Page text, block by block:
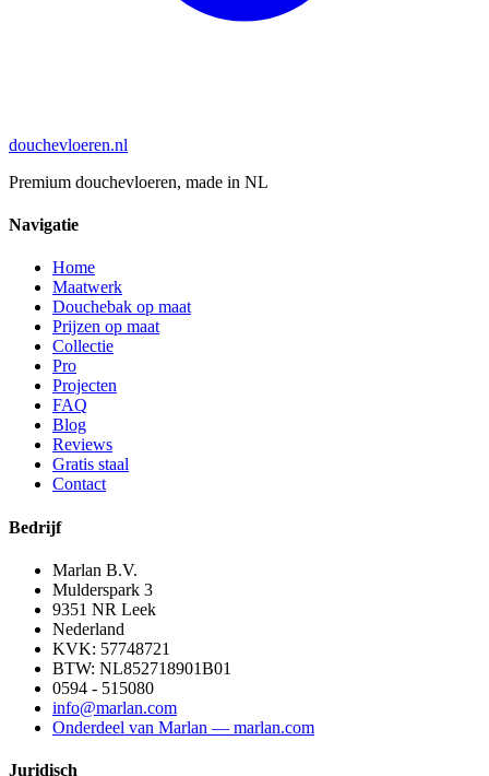
douchevloeren.nl
Premium douchevloeren, made in NL
Navigatie
Home
Maatwerk
Douchebak op maat
Prijzen op maat
Collectie
Pro
Projecten
FAQ
Blog
Reviews
Gratis staal
Contact
Bedrijf
Marlan B.V.
Mulderspark 3
9351 NR Leek
Nederland
KVK: 57748721
BTW: NL852718901B01
0594 - 515080
info@marlan.com
Onderdeel van Marlan — marlan.com
Juridisch